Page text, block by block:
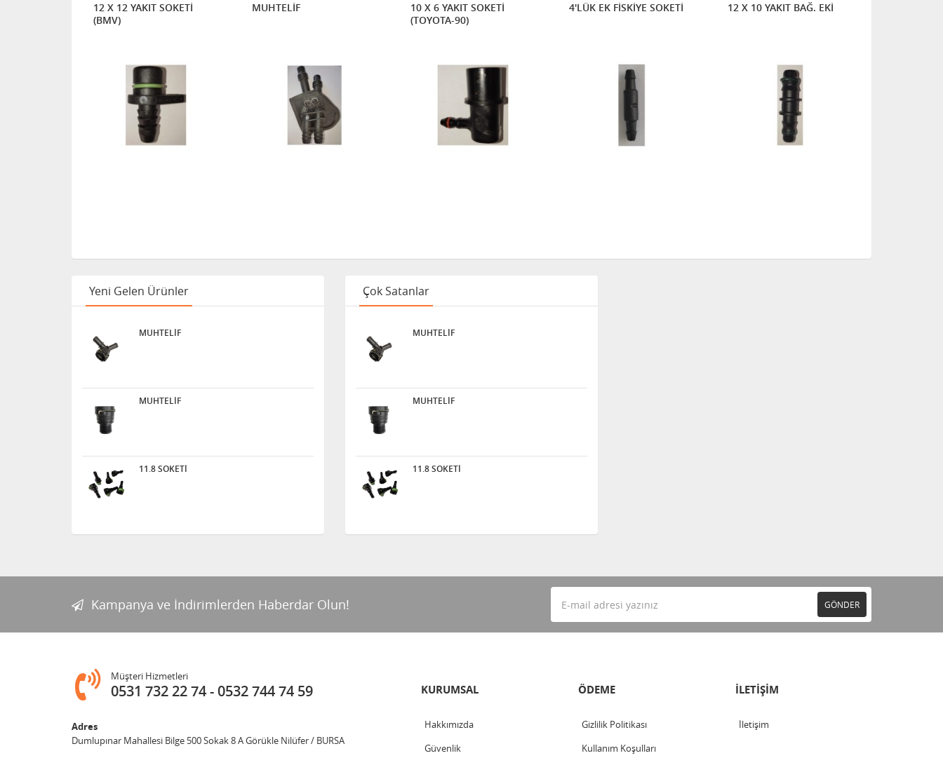
12 X 12 YAKIT SOKETİ
(BMV)
MUHTELİF
10 X 6 YAKIT SOKETİ
(TOYOTA-90)
4'LÜK EK FİSKİYE SOKETİ 12 X 10 YAKIT BAĞ. EKİ
Yeni Gelen Ürünler
MUHTELİF
MUHTELİF
11.8 SOKETİ
Çok Satanlar
MUHTELİF
MUHTELİF
11.8 SOKETİ
Kampanya ve İndirimlerden Haberdar Olun! GÖNDER
Müşteri Hizmetleri
0531 732 22 74 0532 744 74 59
Adres
Dumlupınar Mahallesi Bilge 500 Sokak 8 A Görükle Nilüfer / BURSA
KURUMSAL
Hakkımızda
Güvenlik
ÖDEME
Gizlilik Politikası
Kullanım Koşulları
İLETİŞİM
İletişim